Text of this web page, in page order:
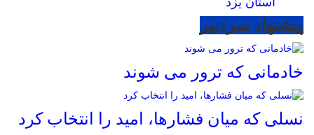
پیشنهاد سردبیر
خادمانی که ترور می شوند
نسلی که میان فشارها، امید را انتخاب کرد